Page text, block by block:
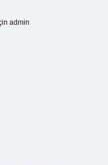
admin